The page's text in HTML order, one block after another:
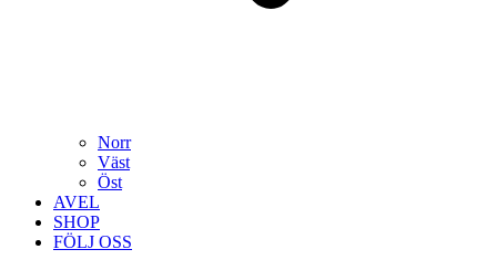
Norr
Väst
Öst
AVEL
SHOP
FÖLJ OSS